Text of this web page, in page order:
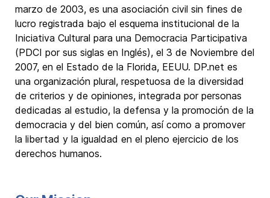
marzo de 2003, es una asociación civil sin fines de
lucro registrada bajo el esquema institucional de la
Iniciativa Cultural para una Democracia Participativa
(PDCI por sus siglas en Inglés), el 3 de Noviembre del
2007, en el Estado de la Florida, EEUU. DP.net es
una organización plural, respetuosa de la diversidad
de criterios y de opiniones, integrada por personas
dedicadas al estudio, la defensa y la promoción de la
democracia y del bien común, así como a promover
la libertad y la igualdad en el pleno ejercicio de los
derechos humanos.